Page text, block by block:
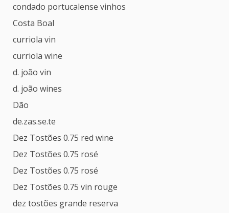
condado portucalense vinhos
Costa Boal
curriola vin
curriola wine
d. joão vin
d. joão wines
Dão
de.zas.se.te
Dez Tostões 0.75 red wine
Dez Tostões 0.75 rosé
Dez Tostões 0.75 rosé
Dez Tostões 0.75 vin rouge
dez tostões grande reserva